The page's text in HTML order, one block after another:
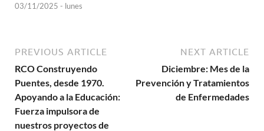
03/11/2025 - lunes
PREVIOUS ARTICLE
RCO Construyendo
Puentes, desde 1970.
Apoyando a la Educación:
Fuerza impulsora de
nuestros proyectos de
NEXT ARTICLE
Diciembre: Mes de la
Prevención y Tratamientos
de Enfermedades